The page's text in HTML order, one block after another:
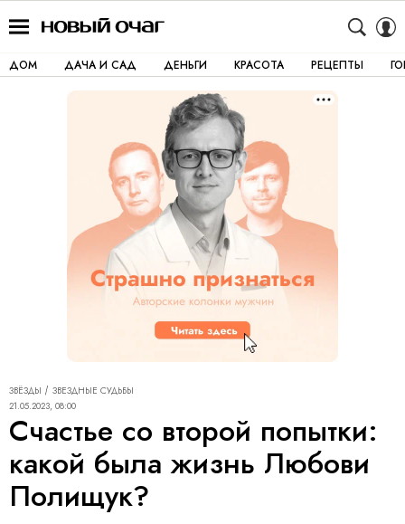
ДОМ ДАЧА И САД ДЕНЬГИ КРАСОТА РЕЦЕПТЫ
ЗВЁЗДЫ
ЗВЕЗДНЫЕ СУДЬБЫ
21.05.2023, 08:00
Счастье со второй попытки:
какой была жизнь Любови
Полищук?